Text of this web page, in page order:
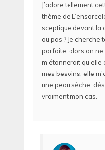
J’adore tellement
thème de
sceptique devant la
ou pas ? Je cherche
parfaite, alors on ne
m’étonnerait
mes besoins, elle
une peau sèche,
vraiment mon cas.